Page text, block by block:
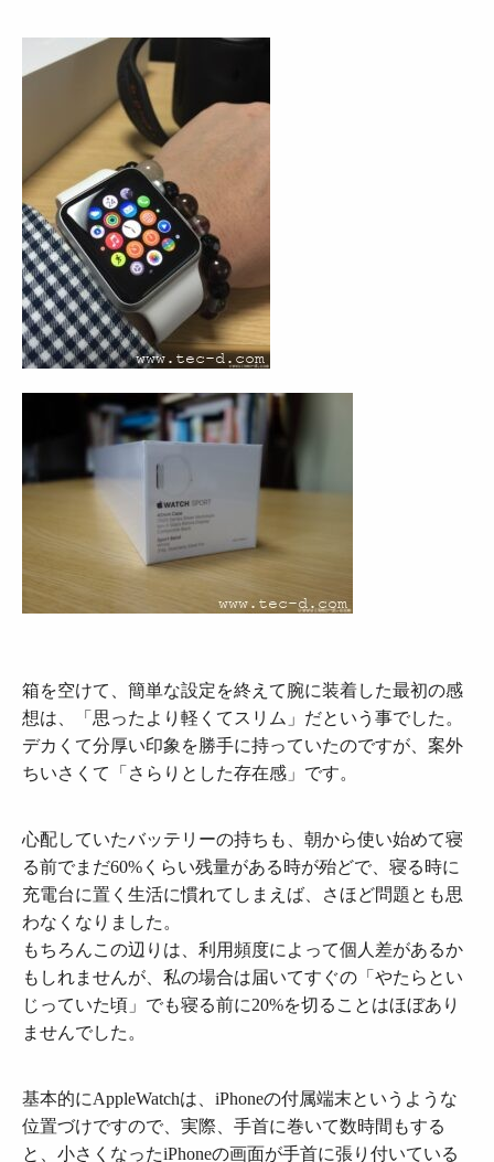
箱を空けて、簡単な設定を終えて腕に装着した最初の感
想は、「思ったより軽くてスリム」だという事でした。
デカくて分厚い印象を勝手に持っていたのですが、案外
ちいさくて「さらりとした存在感」です。
心配していたバッテリーの持ちも、朝から使い始めて寝
る前でまだ60%くらい残量がある時が殆どで、寝る時に
充電台に置く生活に慣れてしまえば、さほど問題とも思
わなくなりました。
もちろんこの辺りは、利用頻度によって個人差があるか
もしれませんが、私の場合は届いてすぐの「やたらとい
じっていた頃」でも寝る前に20%を切ることはほぼあり
ませんでした。
基本的にAppleWatchは、iPhoneの付属端末というような
位置づけですので、実際、手首に巻いて数時間もする
と、小さくなったiPhoneの画面が手首に張り付いている